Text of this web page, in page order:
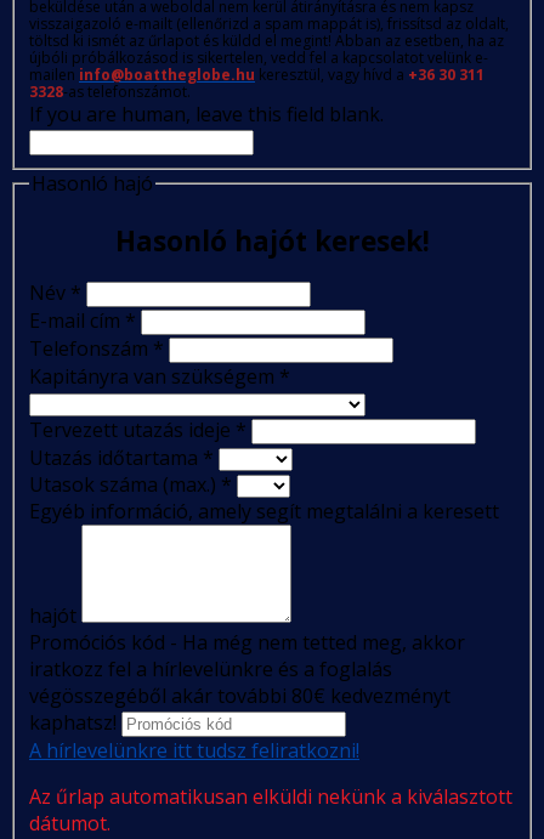
beküldése után a weboldal nem kerül átirányításra és nem kapsz
visszaigazoló e-mailt (ellenőrizd a spam mappát is), frissítsd az oldalt,
töltsd ki ismét az űrlapot és küldd el megint! Abban az esetben, ha az
újbóli próbálkozásod is sikertelen, vedd fel a kapcsolatot velünk e-
mailen info@boattheglobe.hu keresztül, vagy hívd a +36 30 311
3328-as telefonszámot.
If you are human, leave this field blank.
Hasonló hajó
Hasonló hajót keresek!
Név *
E-mail cím *
Telefonszám *
Kapitányra van szükségem *
Tervezett utazás ideje *
Utazás időtartama *
Utasok száma (max.) *
Egyéb információ, amely segít megtalálni a keresett
hajót
Promóciós kód - Ha még nem tetted meg, akkor
iratkozz fel a hírlevelünkre és a foglalás
végösszegéből akár további 80€ kedvezményt
kaphatsz!
A hírlevelünkre itt tudsz feliratkozni!
Az űrlap automatikusan elküldi nekünk a kiválasztott
dátumot.